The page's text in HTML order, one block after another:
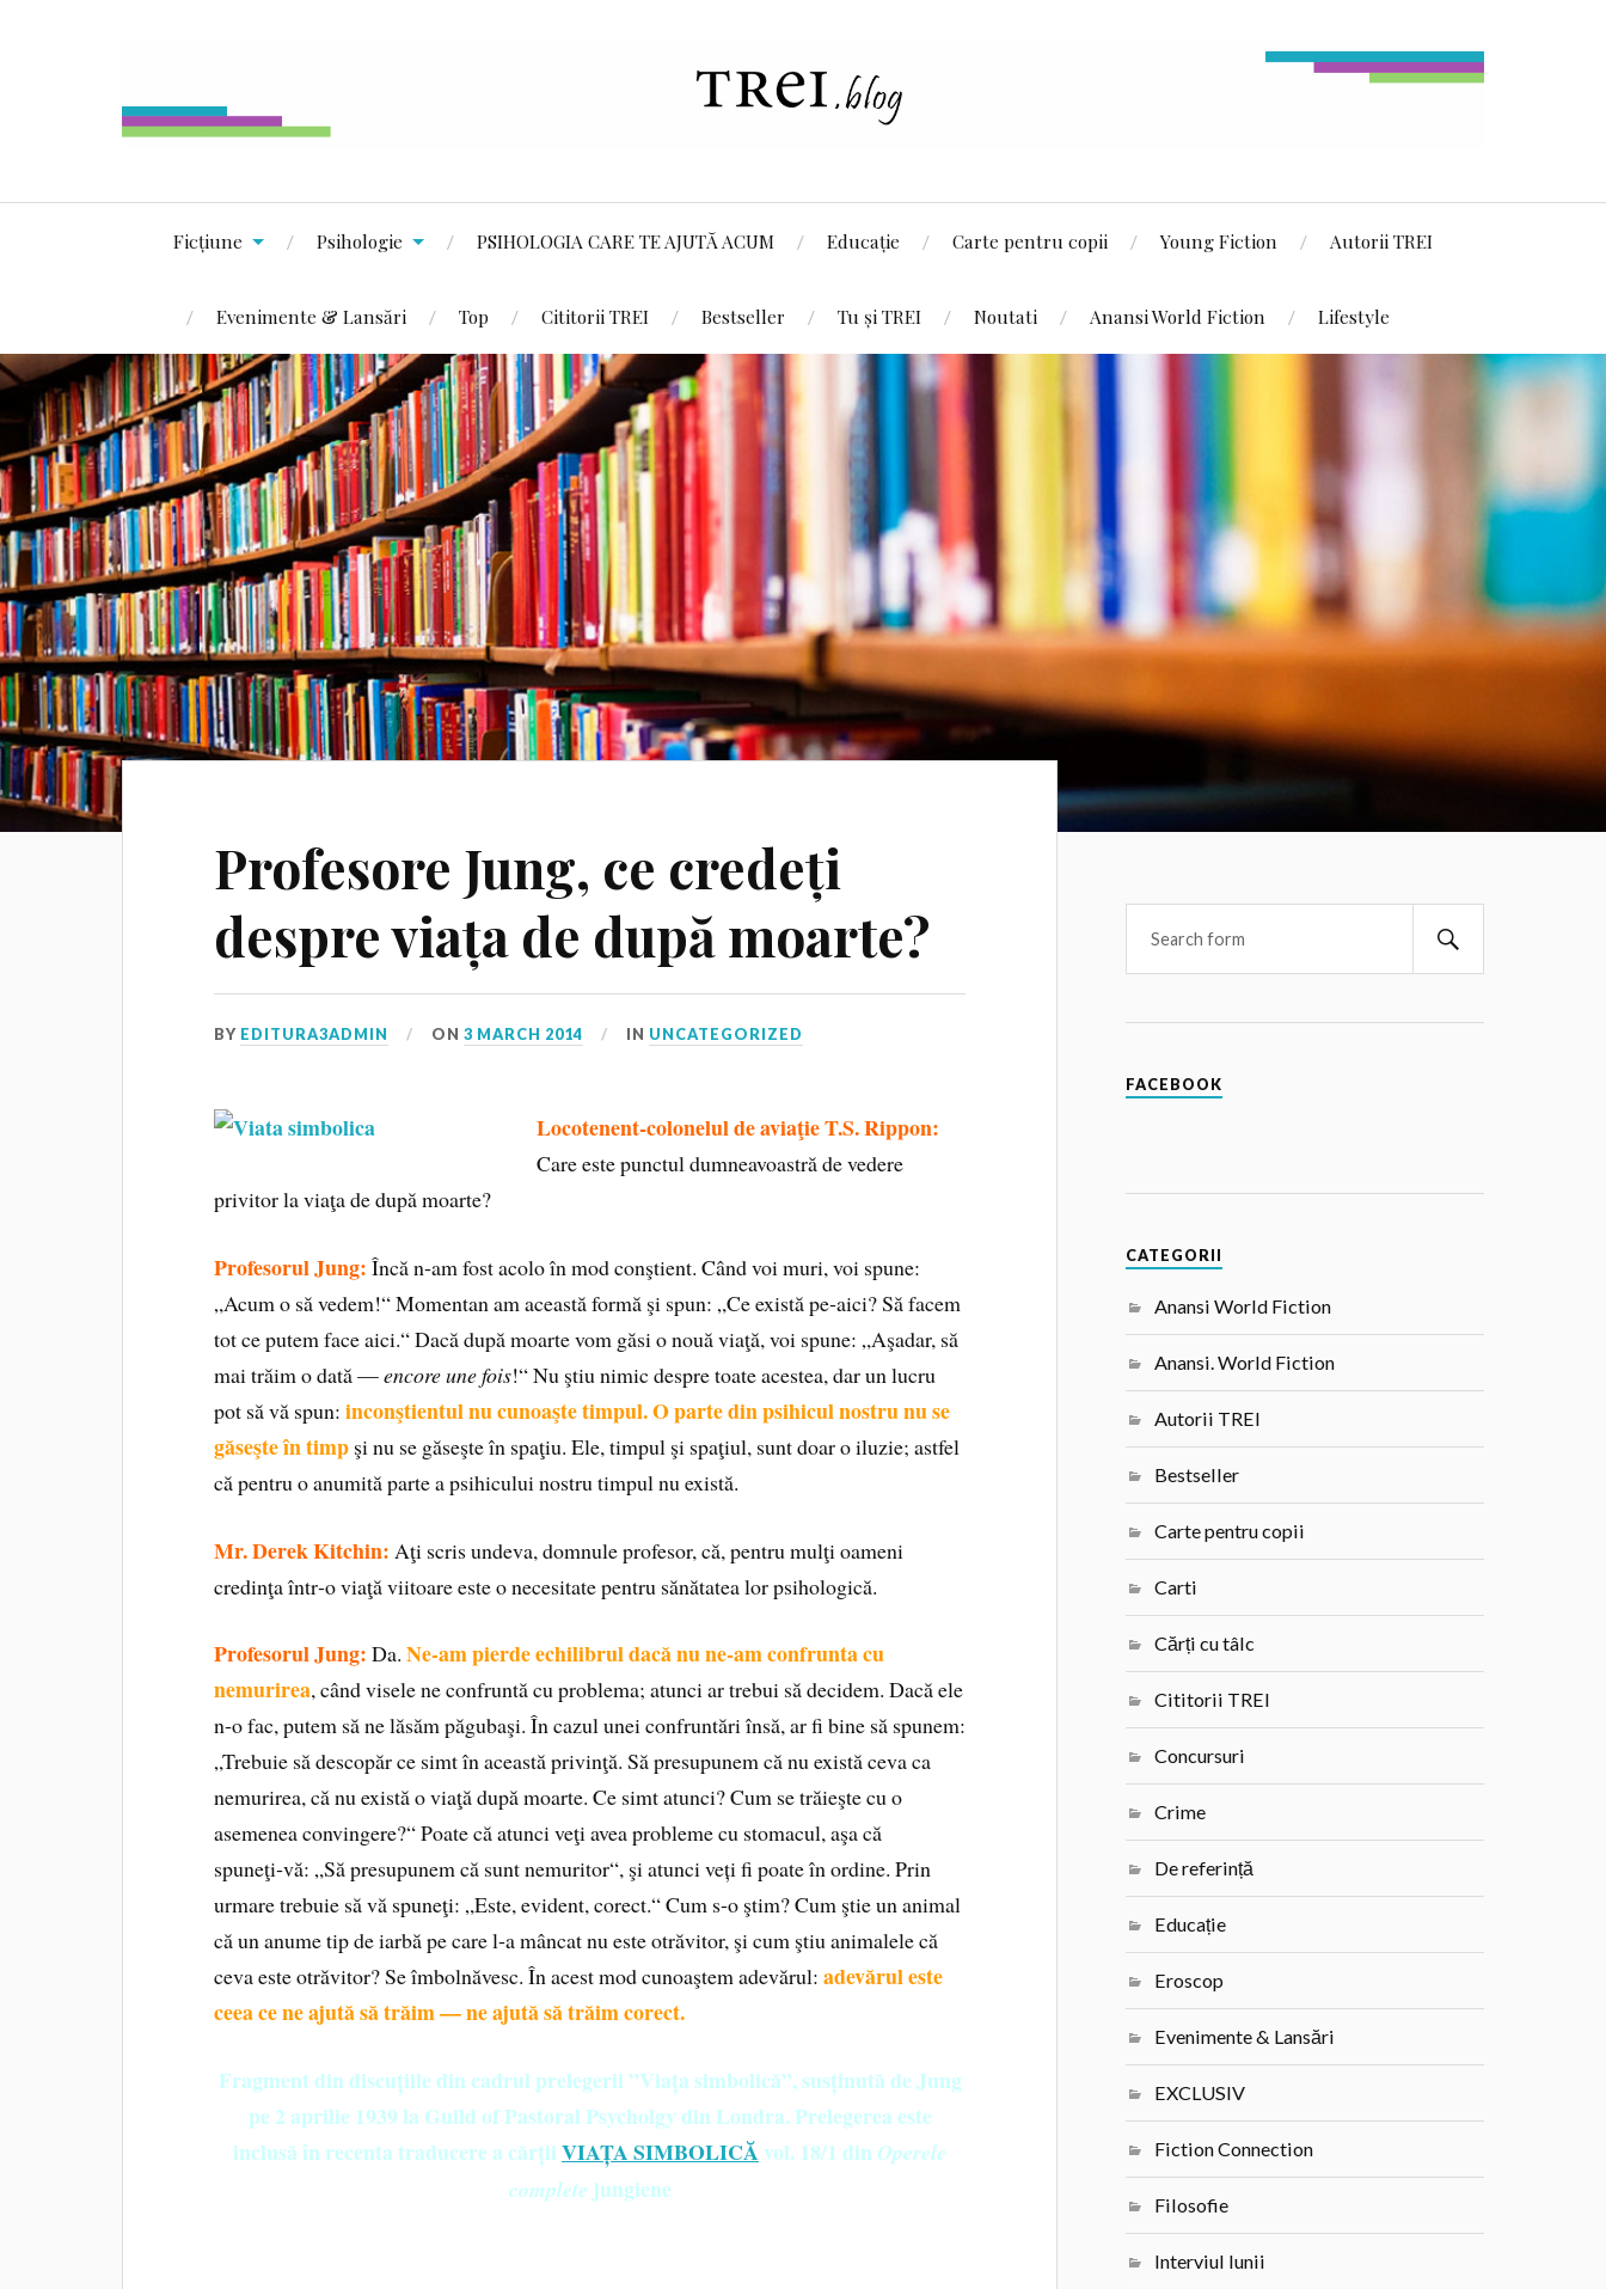
Ficțiune Psihologie PSIHOLOGIA CARE TE AJUTĂ ACUM Educație Carte pentru copii Young Fiction Autorii TREI
Evenimente & Lansări Top Cititorii TREI Bestseller Tu și TREI Noutati Anansi World Fiction Lifestyle
Profesore Jung, ce credeți
despre viața de după moarte?
BY EDITURA3ADMIN ON3 MARCH 2014 IN UNCATEGORIZED
Locotenent‑colonelul de aviaţie T.S. Rippon:
Care este punctul dumneavoastră de vedere
privitor la viaţa de după moarte?
Profesorul Jung: Încă n‑am fost acolo în mod conştient. Când voi muri, voi spune:
„Acum o să vedem!“ Momentan am această formă şi spun: „Ce există pe‑aici? Să facem
tot ce putem face aici.“ Dacă după moarte vom găsi o nouă viaţă, voi spune: „Aşadar, să
mai trăim o dată —encore une fois!“ Nu ştiu nimic despre toate acestea, dar un lucru
pot să vă spun:inconştientul nu cunoaşte timpul. O parte din psihicul nostru nu se
găseşte în timp şi nu se găseşte în spaţiu. Ele, timpul şi spaţiul, sunt doar o iluzie; astfel
că pentru o anumită parte a psihicului nostru timpul nu există.
Mr. Derek Kitchin:Aţi scris undeva, domnule profesor, că, pentru mulţi oameni
credinţa într‑o viaţă viitoare este o necesitate pentru sănătatea lor psihologică.
Profesorul Jung:Da.Ne‑am pierde echilibrul dacă nu ne‑am confrunta cu
nemurirea, când visele ne confruntă cu problema; atunci ar trebui să decidem. Dacă ele
n‑o fac, putem să ne lăsăm păgubaşi. În cazul unei confruntări însă, ar fi bine să spunem:
„Trebuie să descopăr ce simt în această privinţă. Să presupunem că nu există ceva ca
nemurirea, că nu există o viaţă după moarte. Ce simt atunci? Cum se trăieşte cu o
asemenea convingere?“ Poate că atunci veţi avea probleme cu stomacul, aşa că
spuneţi‑vă: „Să presupunem că sunt nemuritor“, şi atunci veți fi poate în ordine. Prin
urmare trebuie să vă spuneţi: „Este, evident, corect.“ Cum s‑o ştim? Cum ştie un animal
că un anume tip de iarbă pe care l‑a mâncat nu este otrăvitor, şi cum ştiu animalele că
ceva este otrăvitor? Se îmbolnăvesc. În acest mod cunoaştem adevărul:adevărul este
ceea ce ne ajută să trăim — ne ajută să trăim corect.
Fragment din discuțiile din cadrul prelegerii ”Viața simbolică”, susținută de Jung
pe 2 aprilie 1939 la Guild of Pastoral Psycholgy din Londra. Prelegerea este
inclusă în recenta traducere a cărțiiVIAȚA SIMBOLICĂvol. 18/1 dinOperele
complete jungiene
FACEBOOK
CATEGORII
Anansi World Fiction
Anansi. World Fiction
Autorii TREI
Bestseller
Carte pentru copii
Carti
Cărți cu tâlc
Cititorii TREI
Concursuri
Crime
De referință
Educație
Eroscop
Evenimente & Lansări
EXCLUSIV
Fiction Connection
Filosofie
Interviul lunii